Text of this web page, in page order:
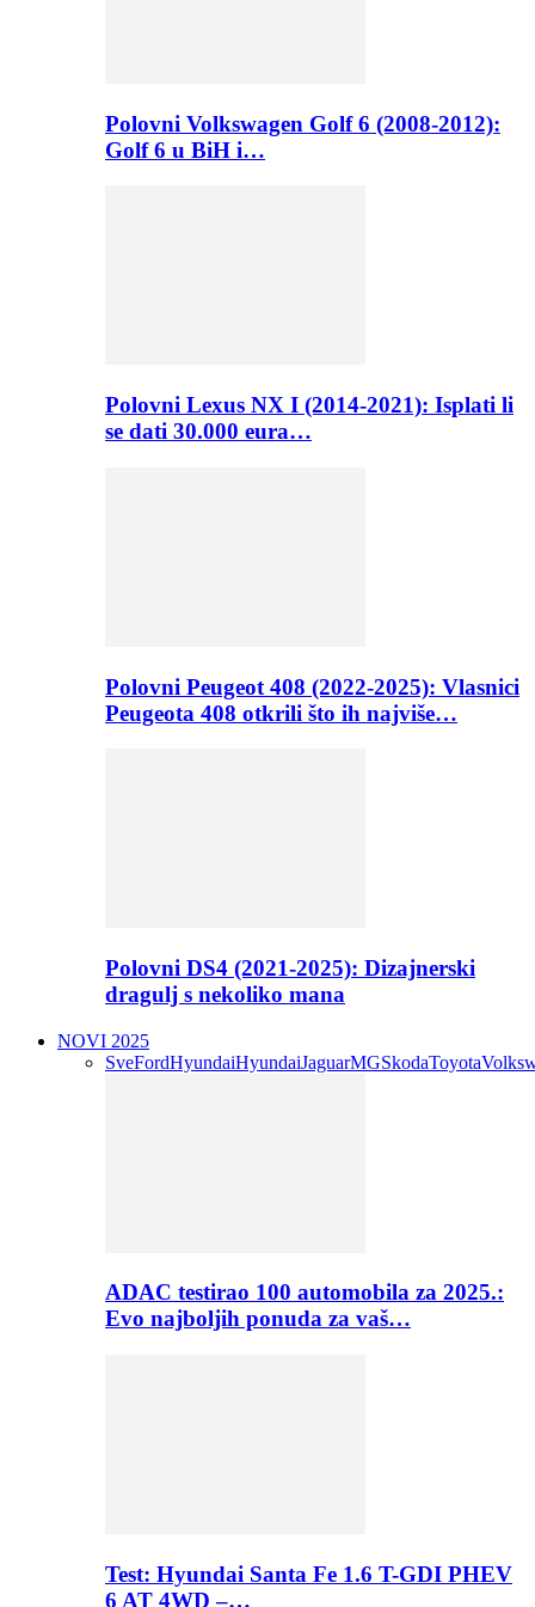
Polovni Volkswagen Golf 6 (2008-2012):
Golf 6 u BiH i…
Polovni Lexus NX I (2014-2021): Isplati li
se dati 30.000 eura…
Polovni Peugeot 408 (2022-2025): Vlasnici
Peugeota 408 otkrili što ih najviše…
Polovni DS4 (2021-2025): Dizajnerski
dragulj s nekoliko mana
NOVI 2025
SveFordHyundaiHyundaiJaguarMGSkodaToyota
ADAC testirao 100 automobila za 2025.:
Evo najboljih ponuda za vaš…
Test: Hyundai Santa Fe 1.6 T-GDI PHEV
6 AT 4WD –…